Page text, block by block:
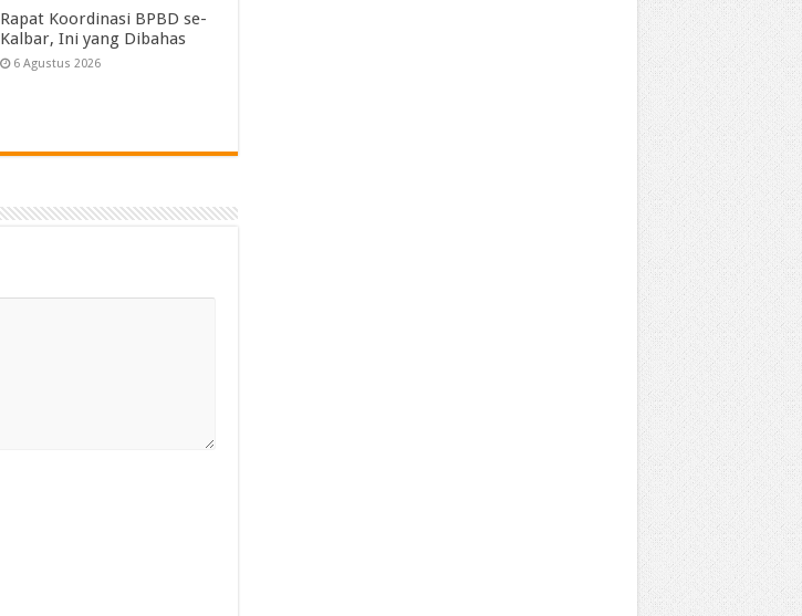
Rapat Koordinasi BPBD se-
Kalbar, Ini yang Dibahas
6 Agustus 2026